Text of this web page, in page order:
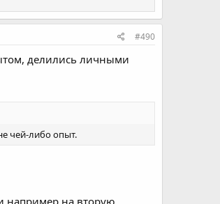
#490
делились личными
чей-либо опыт.
например на вторую